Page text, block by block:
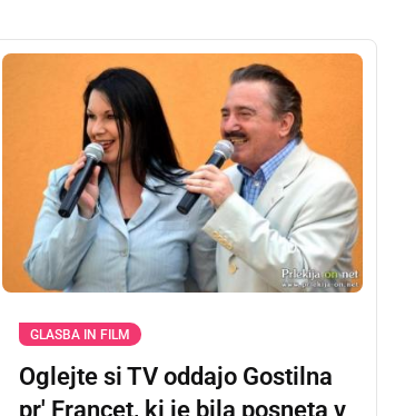
GLASBA IN FILM
Oglejte si TV oddajo Gostilna
pr' Francet, ki je bila posneta v